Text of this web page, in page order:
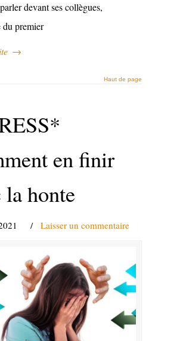
devant ses collègues,
du premier
→
Haut de page
en finir
la honte
/ Laisser un commentaire